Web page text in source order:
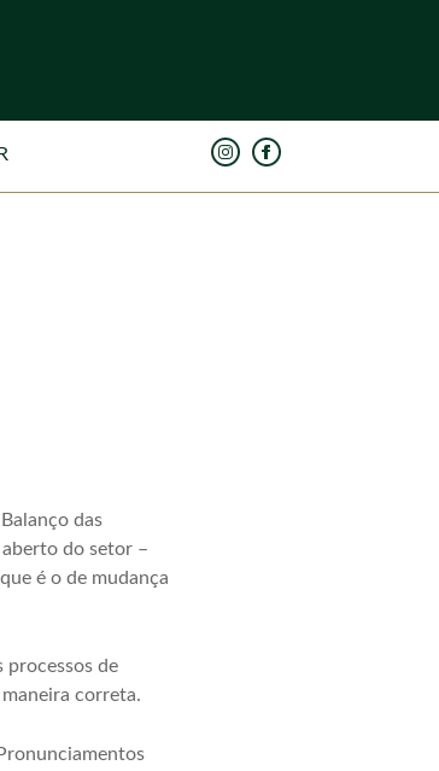
Balançodas
aberto do setor –
é o de mudança
processos de
correta.